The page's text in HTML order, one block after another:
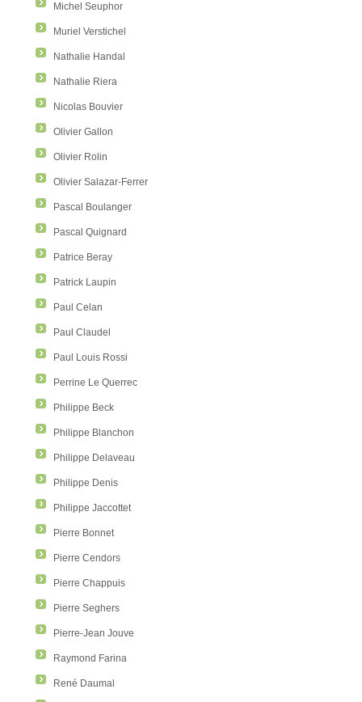
Michel Seuphor
Muriel Verstichel
Nathalie Handal
Nathalie Riera
Nicolas Bouvier
Olivier Gallon
Olivier Rolin
Olivier Salazar-Ferrer
Pascal Boulanger
Pascal Quignard
Patrice Beray
Patrick Laupin
Paul Celan
Paul Claudel
Paul Louis Rossi
Perrine Le Querrec
Philippe Beck
Philippe Blanchon
Philippe Delaveau
Philippe Denis
Philippe Jaccottet
Pierre Bonnet
Pierre Cendors
Pierre Chappuis
Pierre Seghers
Pierre-Jean Jouve
Raymond Farina
René Daumal